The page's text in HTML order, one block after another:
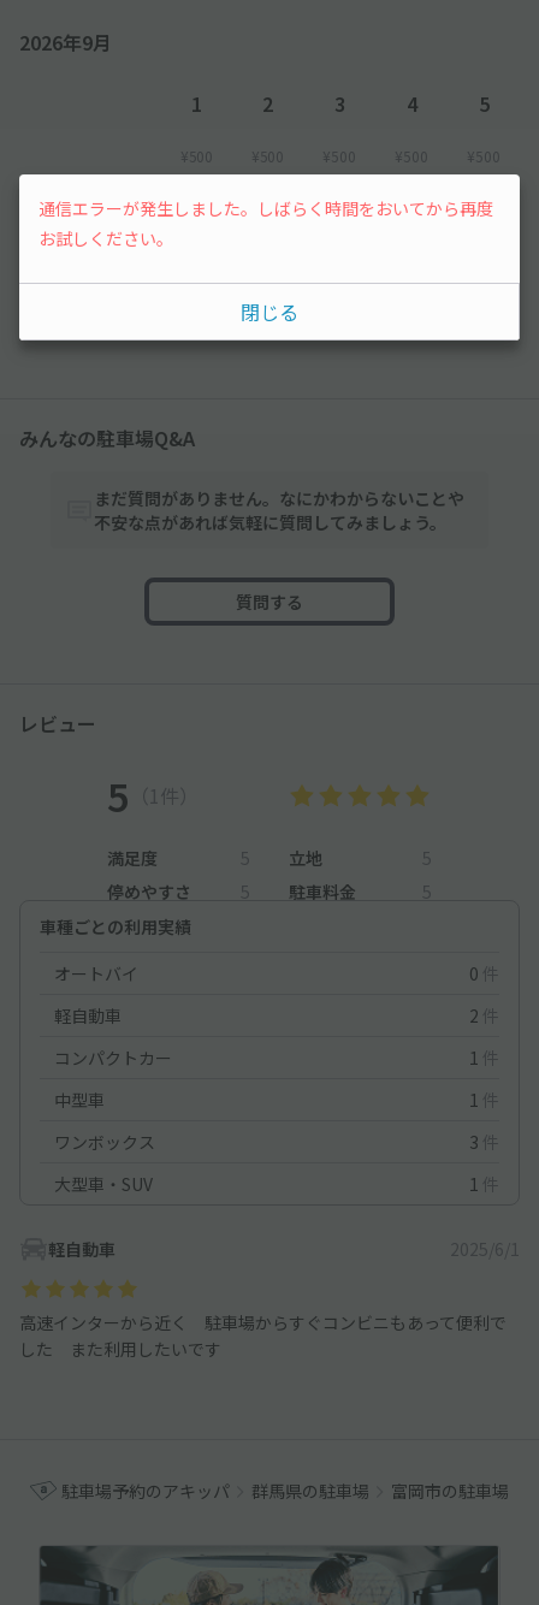
2026年9月
1
¥500
2
¥500
3
¥500
4
¥500
5
¥500
6 7 8
以降の空き状況は毎日24:00に更新されます。
みんなの駐車場Q&A
まだ質問がありません。なにかわからないことや
不安な点があれば気軽に質問してみましょう。
質問する
レビュー
5 （1件）
満足度 5 立地
5
停めやすさ
5 駐車料金
5
車種ごとの利用実績
オートバイ
0 件
軽自動車
2 件
コンパクトカー
1 件
中型車
1 件
ワンボックス
3 件
大型車・SUV
1 件
軽自動車 2025/6/1
高速インターから近く 駐車場からすぐコンビニもあって便利で
した また利用したいです
駐車場予約のアキッパ 群馬県の駐車場 富岡市の駐車場
通信エラーが発生しました。しばらく時間をおいてから再度
お試しください。
閉じる